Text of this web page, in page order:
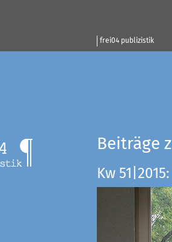
frei04 publizistik
Beiträge
Kw